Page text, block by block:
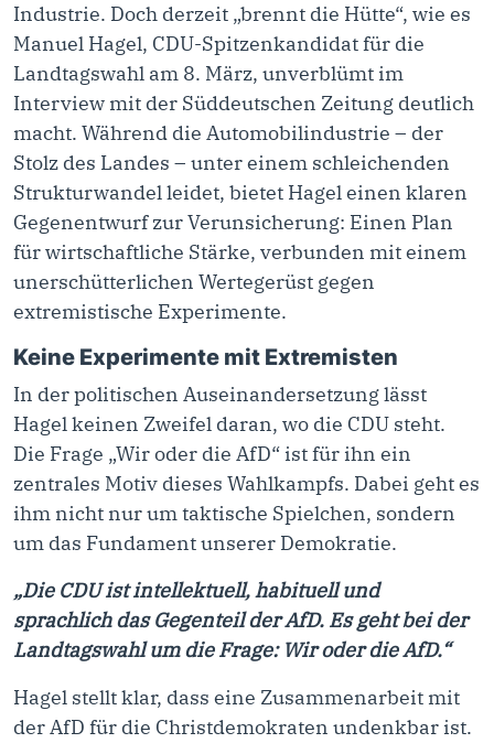
Industrie. Doch derzeit „brennt die Hütte“, wie es
Manuel Hagel, CDU-Spitzenkandidat für die
Landtagswahl am 8. März, unverblümt im
Interview mit der Süddeutschen Zeitung deutlich
macht. Während die Automobilindustrie – der
Stolz des Landes – unter einem schleichenden
Strukturwandel leidet, bietet Hagel einen klaren
Gegenentwurf zur Verunsicherung: Einen Plan
für wirtschaftliche Stärke, verbunden mit einem
unerschütterlichen Wertegerüst gegen
extremistische Experimente.
Keine Experimente mit Extremisten
In der politischen Auseinandersetzung lässt
Hagel keinen Zweifel daran, wo die CDU steht.
Die Frage „Wir oder die AfD“ ist für ihn ein
zentrales Motiv dieses Wahlkampfs. Dabei geht es
ihm nicht nur um taktische Spielchen, sondern
um das Fundament unserer Demokratie.
„Die CDU ist intellektuell, habituell und
sprachlich das Gegenteil der AfD. Es geht bei der
Landtagswahl um die Frage: Wir oder die AfD.“
Hagel stellt klar, dass eine Zusammenarbeit mit
der AfD für die Christdemokraten undenkbar ist.